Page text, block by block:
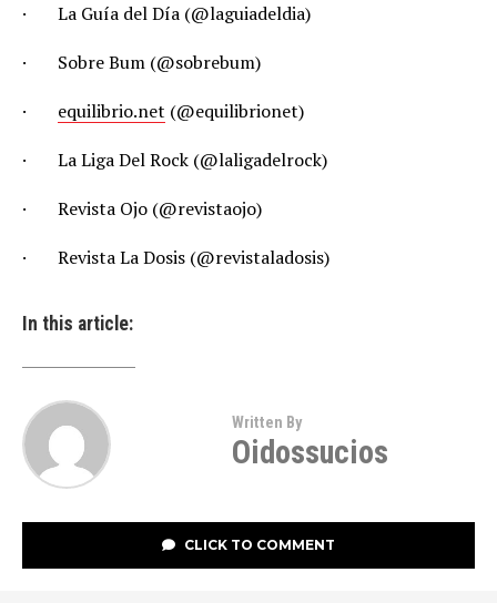
· La Guía del Día (@laguiadeldia)
· Sobre Bum (@sobrebum)
· equilibrio.net (@equilibrionet)
· La Liga Del Rock (@laligadelrock)
· Revista Ojo (@revistaojo)
· Revista La Dosis (@revistaladosis)
In this article:
Written By
Oidossucios
CLICK TO COMMENT